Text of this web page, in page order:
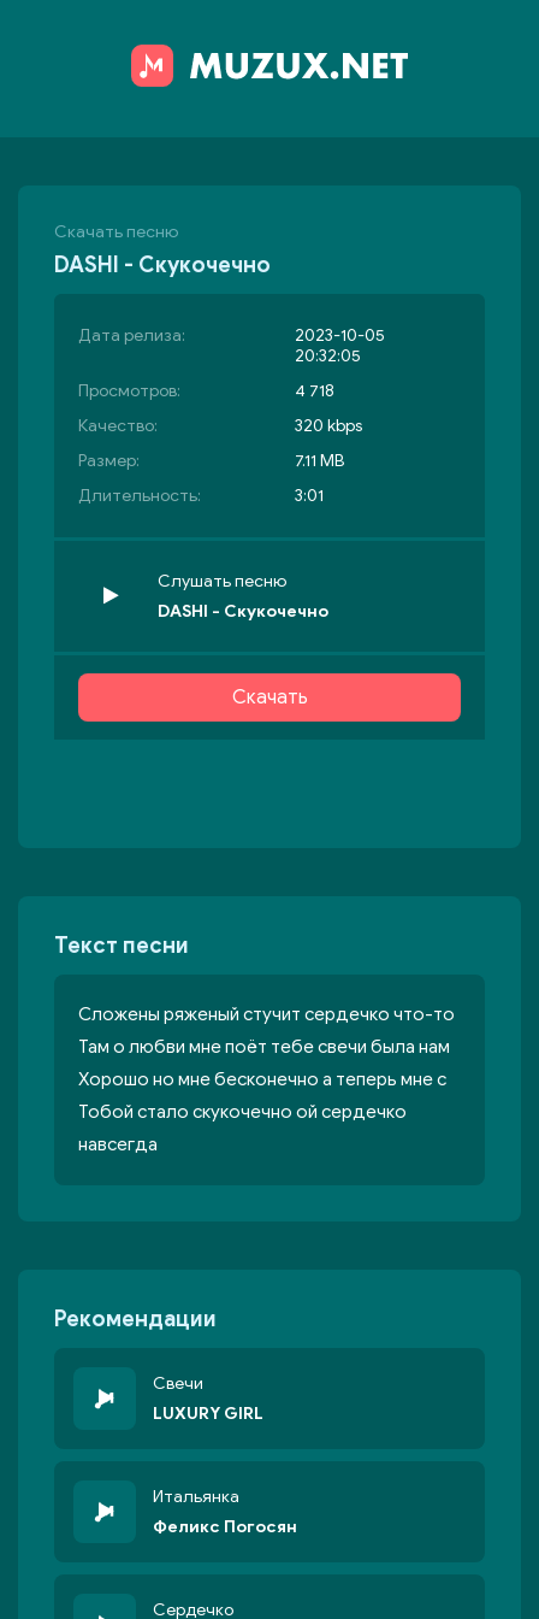
Скачать песню
DASHI - Скукочечно
Дата релиза:
2023-10-05
20:32:05
Просмотров:
4 718
Качество:
320 kbps
Размер:
7.11 MB
Длительность:
3:01
Слушать песню
DASHI - Скукочечно
Скачать
Текст песни
Сложены ряженый стучит сердечко что-то
Там о любви мне поёт тебе свечи была нам
Хорошо но мне бесконечно а теперь мне с
Тобой стало скукочечно ой сердечко
навсегда
Рекомендации
Свечи
LUXURY GIRL
Итальянка
Феликс Погосян
Сердечко